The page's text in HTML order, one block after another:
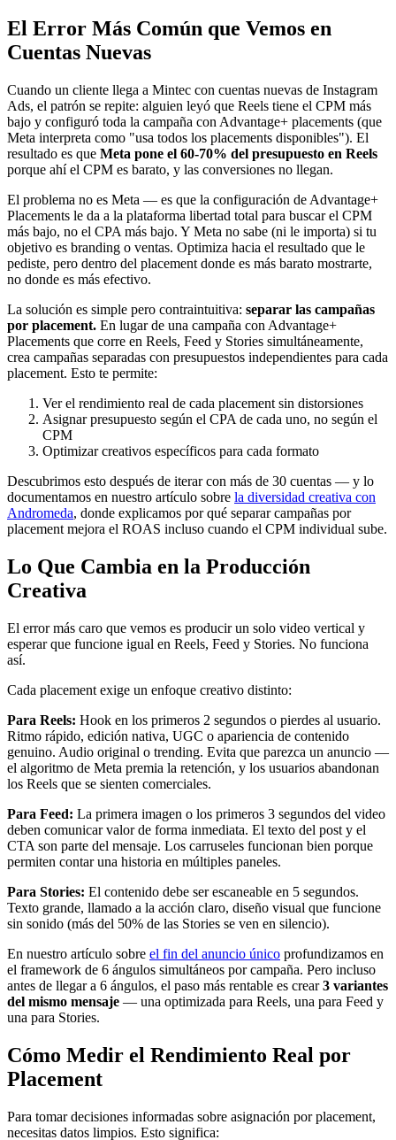
El Error Más Común que Vemos en
Cuentas Nuevas
Cuando un cliente llega a Mintec con cuentas nuevas de Instagram
Ads, el patrón se repite: alguien leyó que Reels tiene el CPM más
bajo y configuró toda la campaña con Advantage+ placements (que
Meta interpreta como "usa todos los placements disponibles"). El
resultado es que Meta pone el 60-70% del presupuesto en Reels
porque ahí el CPM es barato, y las conversiones no llegan.
El problema no es Meta — es que la configuración de Advantage+
Placements le da a la plataforma libertad total para buscar el CPM
más bajo, no el CPA más bajo. Y Meta no sabe (ni le importa) si tu
objetivo es branding o ventas. Optimiza hacia el resultado que le
pediste, pero dentro del placement donde es más barato mostrarte,
no donde es más efectivo.
La solución es simple pero contraintuitiva: separar las campañas
por placement. En lugar de una campaña con Advantage+
Placements que corre en Reels, Feed y Stories simultáneamente,
crea campañas separadas con presupuestos independientes para cada
placement. Esto te permite:
Ver el rendimiento real de cada placement sin distorsiones
Asignar presupuesto según el CPA de cada uno, no según el
CPM
Optimizar creativos específicos para cada formato
Descubrimos esto después de iterar con más de 30 cuentas — y lo
documentamos en nuestro artículo sobre la diversidad creativa con
Andromeda, donde explicamos por qué separar campañas por
placement mejora el ROAS incluso cuando el CPM individual sube.
Lo Que Cambia en la Producción
Creativa
El error más caro que vemos es producir un solo video vertical y
esperar que funcione igual en Reels, Feed y Stories. No funciona
así.
Cada placement exige un enfoque creativo distinto:
Para Reels: Hook en los primeros 2 segundos o pierdes al usuario.
Ritmo rápido, edición nativa, UGC o apariencia de contenido
genuino. Audio original o trending. Evita que parezca un anuncio —
el algoritmo de Meta premia la retención, y los usuarios abandonan
los Reels que se sienten comerciales.
Para Feed: La primera imagen o los primeros 3 segundos del video
deben comunicar valor de forma inmediata. El texto del post y el
CTA son parte del mensaje. Los carruseles funcionan bien porque
permiten contar una historia en múltiples paneles.
Para Stories: El contenido debe ser escaneable en 5 segundos.
Texto grande, llamado a la acción claro, diseño visual que funcione
sin sonido (más del 50% de las Stories se ven en silencio).
En nuestro artículo sobre el fin del anuncio único profundizamos en
el framework de 6 ángulos simultáneos por campaña. Pero incluso
antes de llegar a 6 ángulos, el paso más rentable es crear3 variantes
del mismo mensaje — una optimizada para Reels, una para Feed y
una para Stories.
Cómo Medir el Rendimiento Real por
Placement
Para tomar decisiones informadas sobre asignación por placement,
necesitas datos limpios. Esto significa: